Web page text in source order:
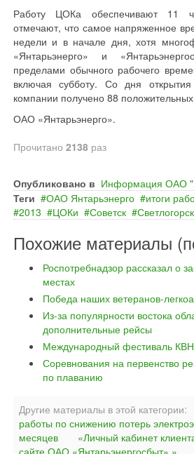
Работу ЦОКа обеспечивают 11
отмечают, что самое напряженное
недели и в начале дня, хотя
«Янтарьэнерго» и
пределами обычного рабочего
включая субботу. Со дня
компании получено 88
ОАО «Янтарьэнерго».
Прочитано 2138 раз
Опубликовано в Информация ОАО
Теги
ОАО Янтарьэнерго итоги
2013
ЦОКи Советск Светлогорск
Похожие материалы
Роспотребнадзор рассказал о
местах
Победа наших ветеранов-
Из-за популярности востока
дополнительные рейсы
Международный фестиваль КВН
Соревнования на первенство
по плаванию
Другие материалы в этой категории:
работы по снижению потерь
месяцев
«Личный кабинет
сайте ОАО «Янтарьэнергосбыт» »